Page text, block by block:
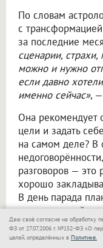
По словам
с
за последние
сценарии,
можно и нужно
если давно
именно сейчас»,
Она рекомендует
цели и задать
на самом деле? В
разговоров — это
хорошо
В день парада
не перегружайте
и слушайте своё
В дни парада
Даю своё согласие на обработку
ФЗ от 27.07.2006 г. №152-ФЗ «О
целей, определённых в Политике.